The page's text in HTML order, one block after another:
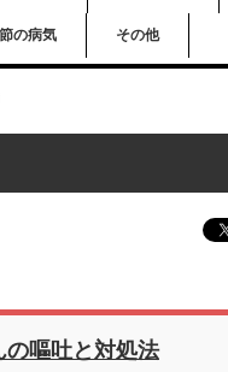
の病気 その他
の嘔吐と対処法